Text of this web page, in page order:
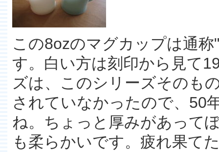
この8ozのマグカップは通
す。白い方は刻印から見て
ズは、このシリーズそのも
されていなかったので、50
ね。ちょっと厚みがあって
も柔らかいです。疲れ果て